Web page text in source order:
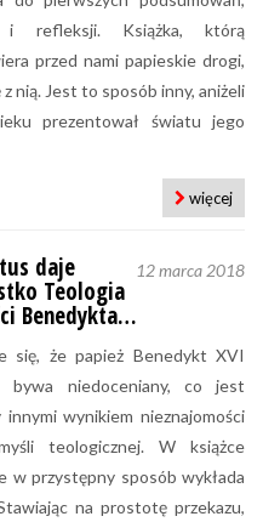
i refleksji. Książka, którą
przed nami papieskie drogi,
nią. Jest to sposób inny, aniżeli
prezentował światu jego
więcej
12 marca 2018
daje
Teologia
Benedykta…
się, że papież Benedykt XVI
bywa niedoceniany, co jest
innymi wynikiem nieznajomości
teologicznej. W książce
w przystępny sposób wykłada
na prostotę przekazu,